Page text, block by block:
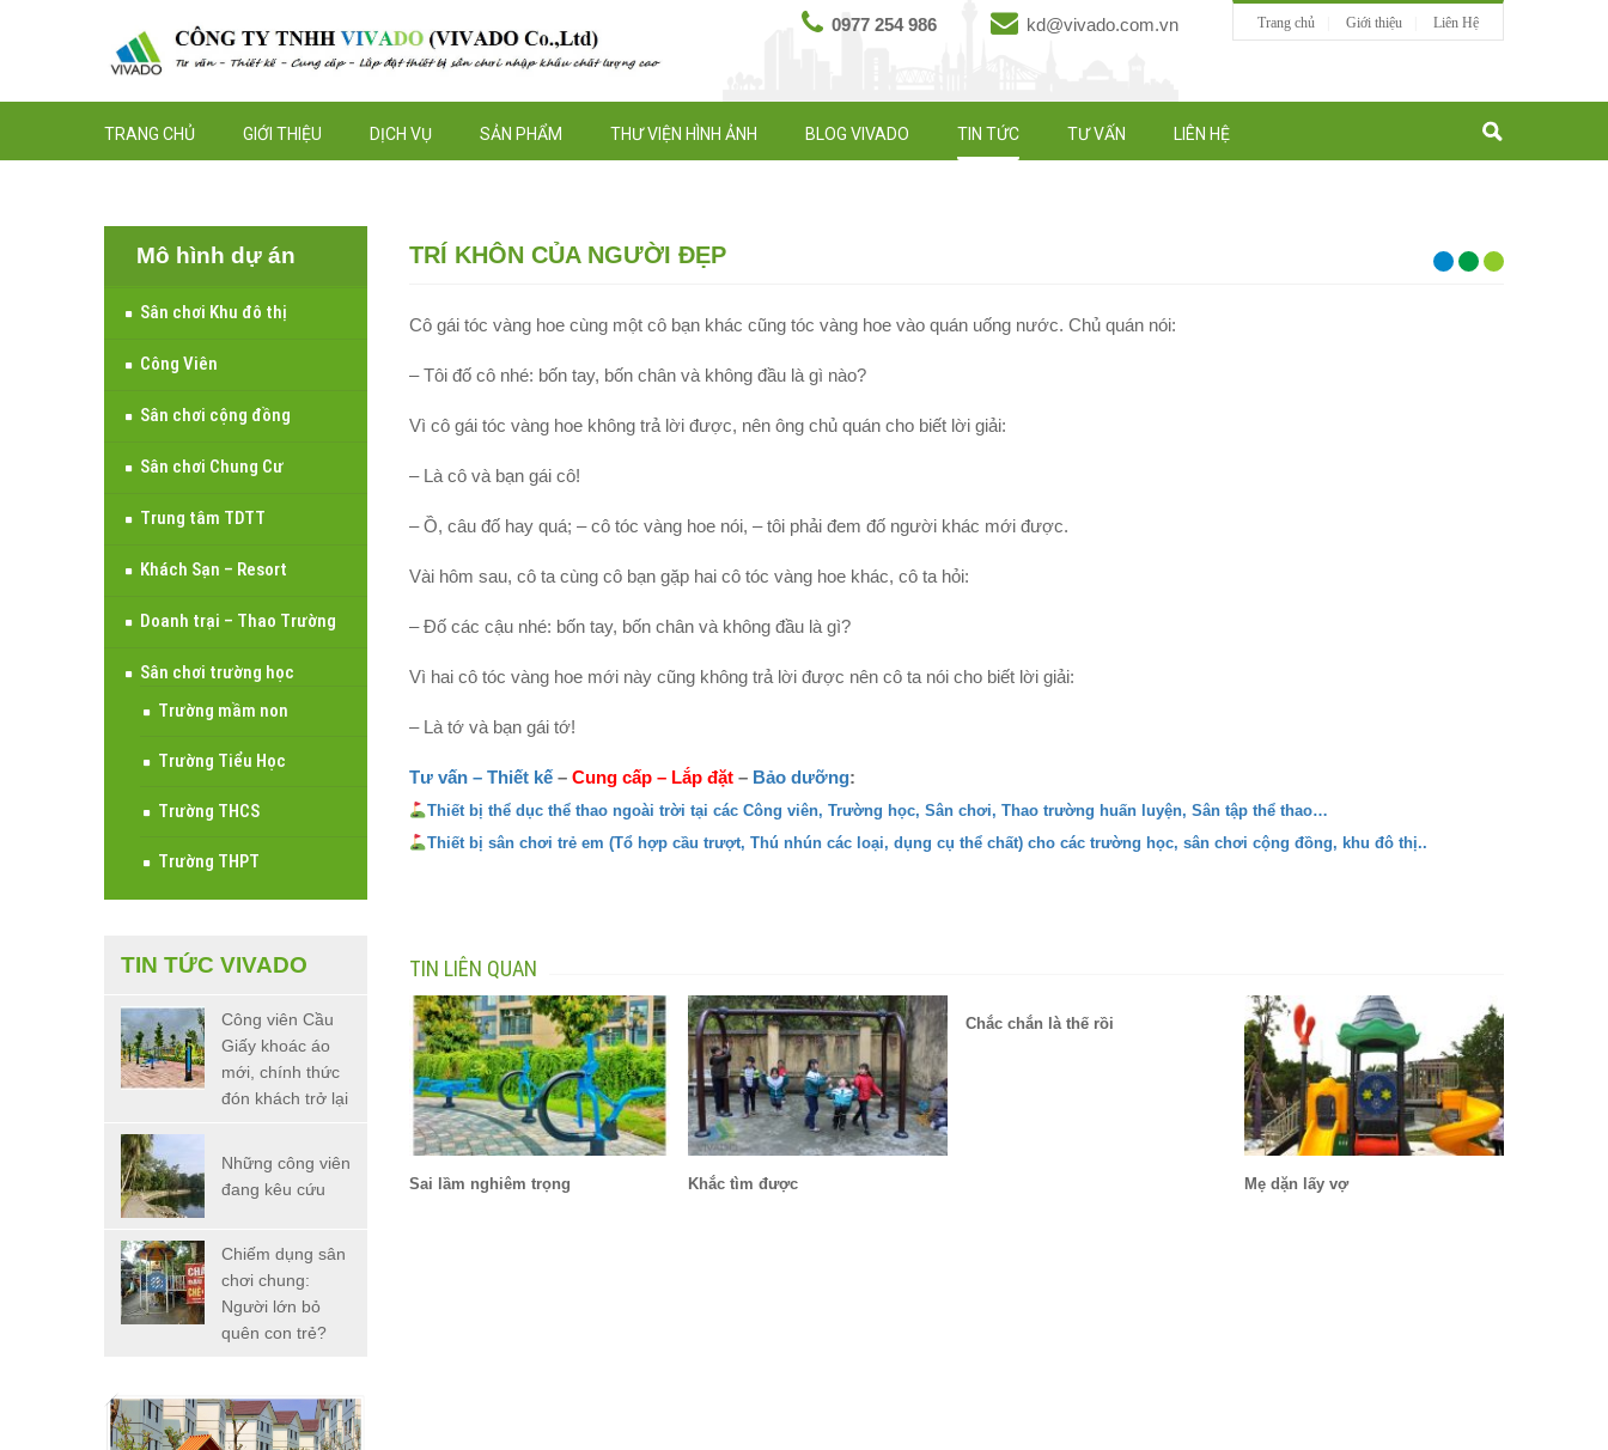
Trang chủ Giới thiệu Liên Hệ
0977 254 986 kd@vivado.com.vn
TRANG CHỦ GIỚI THIỆU DỊCH VỤ SẢN PHẨM THƯ VIỆN HÌNH ẢNH BLOG VIVADO TIN TỨC TƯ VẤN LIÊN HỆ
Mô hình dự án
Sân chơi Khu đô thị
Công Viên
Sân chơi cộng đồng
Sân chơi Chung Cư
Trung tâm TDTT
Khách Sạn – Resort
Doanh trại – Thao Trường
Sân chơi trường học
Trường mầm non
Trường Tiểu Học
Trường THCS
Trường THPT
TIN TỨC VIVADO
Công viên Cầu
Giấy khoác áo
mới, chính thức
đón khách trở lại
Những công viên
đang kêu cứu
Chiếm dụng sân
chơi chung:
Người lớn bỏ
quên con trẻ?
TRÍ KHÔN CỦA NGƯỜI ĐẸP
Cô gái tóc vàng hoe cùng một cô bạn khác cũng tóc vàng hoe vào quán uống nước. Chủ quán nói:
– Tôi đố cô nhé: bốn tay, bốn chân và không đầu là gì nào?
Vì cô gái tóc vàng hoe không trả lời được, nên ông chủ quán cho biết lời giải:
– Là cô và bạn gái cô!
– Ồ, câu đố hay quá; – cô tóc vàng hoe nói, – tôi phải đem đố người khác mới được.
Vài hôm sau, cô ta cùng cô bạn gặp hai cô tóc vàng hoe khác, cô ta hỏi:
– Đố các cậu nhé: bốn tay, bốn chân và không đầu là gì?
Vì hai cô tóc vàng hoe mới này cũng không trả lời được nên cô ta nói cho biết lời giải:
– Là tớ và bạn gái tớ!
Tư vấn – Thiết kế – Cung cấp – Lắp đặt – Bảo dưỡng:
Thiết bị thể dục thể thao ngoài trời tại các Công viên, Trường học, Sân chơi, Thao trường huấn luyện, Sân tập thể thao…
Thiết bị sân chơi trẻ em (Tổ hợp cầu trượt, Thú nhún các loại, dụng cụ thể chất) cho các trường học, sân chơi cộng đồng, khu đô thị..
TIN LIÊN QUAN
Sai lầm nghiêm trọng Khắc tìm được
Chắc chắn là thế rồi
Mẹ dặn lấy vợ